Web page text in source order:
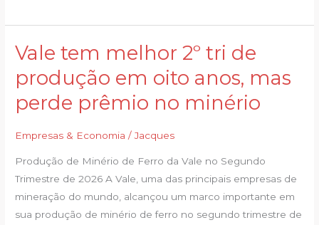
Vale tem melhor 2º tri de
produção em oito anos, mas
perde prêmio no minério
Empresas & Economia /Jacques
Produção de Minério de Ferro da Vale no Segundo
Trimestre de 2026 A Vale, uma das principais empresas de
mineração do mundo, alcançou um marco importante em
sua produção de minério de ferro no segundo trimestre de
Vale
melhor
2º
de
produção
em
oito